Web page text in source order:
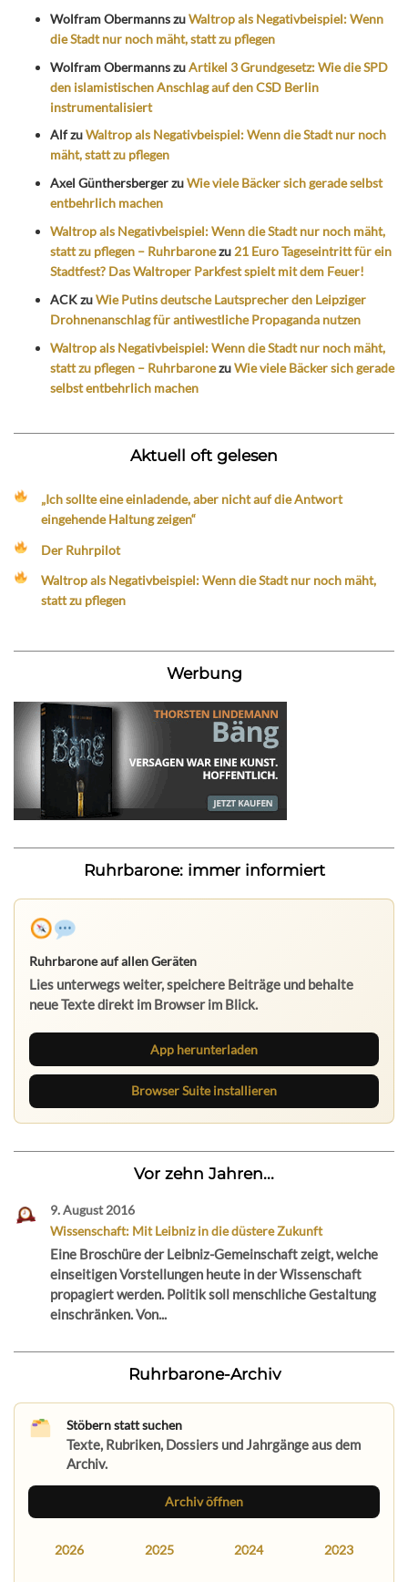
Wolfram ObermannszuWaltrop als Negativbeispiel: Wenn
die Stadt nur noch mäht, statt zu pflegen
Wolfram ObermannszuArtikel 3 Grundgesetz: Wie die SPD
den islamistischen Anschlag auf den CSD Berlin
instrumentalisiert
AlfzuWaltrop als Negativbeispiel: Wenn die Stadt nur noch
mäht, statt zu pflegen
Axel GünthersbergerzuWie viele Bäcker sich gerade selbst
entbehrlich machen
Waltrop als Negativbeispiel: Wenn die Stadt nur noch mäht,
statt zu pflegen – Ruhrbaronezu 21 Euro Tageseintritt für ein
Stadtfest? Das Waltroper Parkfest spielt mit dem Feuer!
ACKzuWie Putins deutsche Lautsprecher den Leipziger
Drohnenanschlag für antiwestliche Propaganda nutzen
Waltrop als Negativbeispiel: Wenn die Stadt nur noch mäht,
statt zu pflegen – RuhrbaronezuWie viele Bäcker sich gerade
selbst entbehrlich machen
Aktuell oft gelesen
„Ich sollte eine einladende, aber nicht auf die Antwort
eingehende Haltung zeigen“
Der Ruhrpilot
Waltrop als Negativbeispiel: Wenn die Stadt nur noch mäht,
statt zu pflegen
Werbung
Ruhrbarone: immer informiert
Ruhrbarone auf allen Geräten
Lies unterwegs weiter, speichere Beiträge und behalte
neue Texte direkt im Browser im Blick.
App herunterladen
Browser Suite installieren
Vor zehn Jahren...
9. August 2016
Wissenschaft: Mit Leibniz in die düstere Zukunft
Eine Broschüre der Leibniz-Gemeinschaft zeigt, welche
einseitigen Vorstellungen heute in der Wissenschaft
propagiert werden. Politik soll menschliche Gestaltung
einschränken. Von...
Ruhrbarone-Archiv
Stöbern statt suchen
Texte, Rubriken, Dossiers und Jahrgänge aus dem
Archiv.
Archiv öffnen
2026 2025 2024 2023